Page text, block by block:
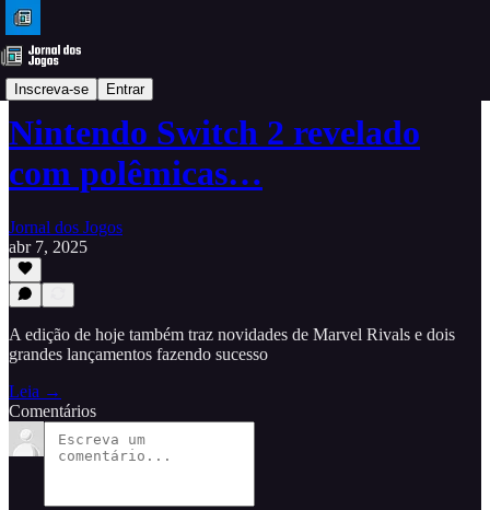
Inscreva-se Entrar
Resumo de notícias
Nintendo Switch 2 revelado
com polêmicas…
Jornal dos Jogos
abr 7, 2025
A edição de hoje também traz novidades de Marvel Rivals e dois
grandes lançamentos fazendo sucesso
Leia →
Comentários